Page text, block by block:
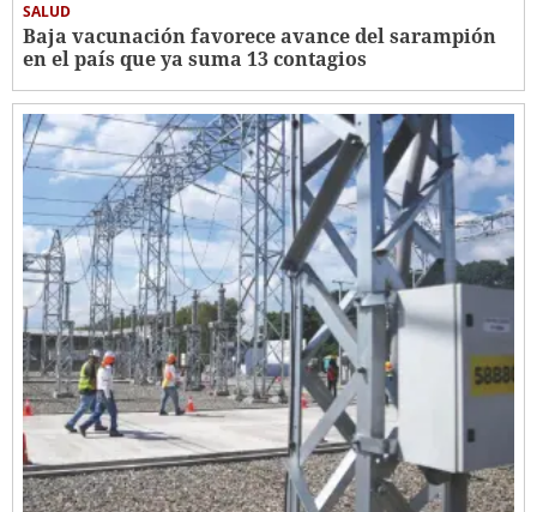
SALUD
Baja vacunación favorece avance del sarampión
en el país que ya suma 13 contagios